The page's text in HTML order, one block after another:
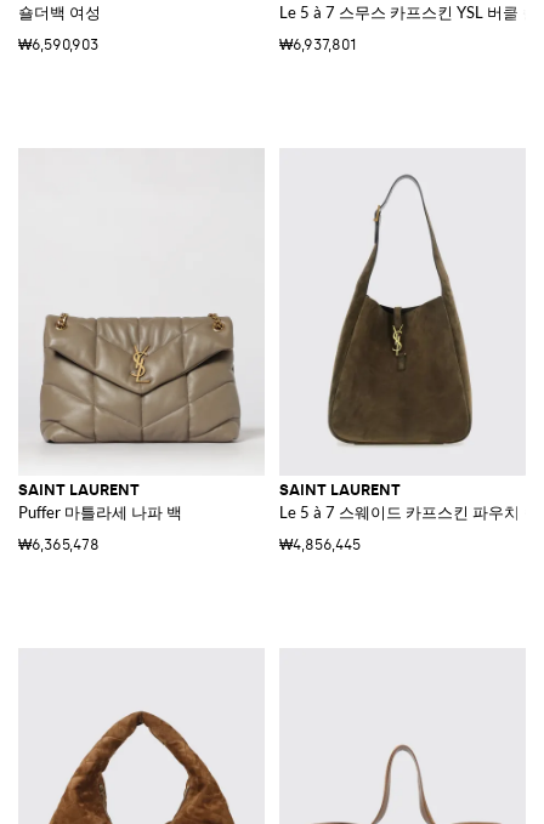
숄더백 여성
₩6,590,903
Le 5 à 7 스무스 카프스킨 YSL 버클 숄
₩6,937,801
SAINT LAURENT
Puffer 마틀라세 나파 백
₩6,365,478
SAINT LAURENT
Le 5 à 7 스웨이드 카프스킨 파우치 숄
₩4,856,445